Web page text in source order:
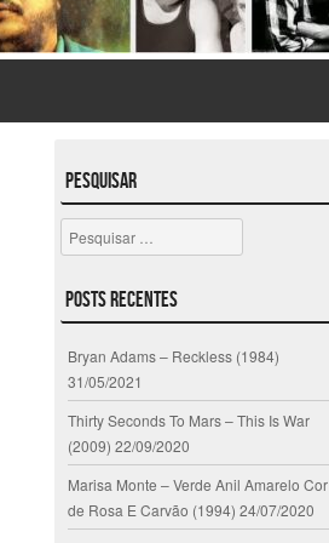
Pesquisar
Pesquisar
Posts Recentes
Bryan Adams – Reckless (1984)
31/05/2021
Thirty Seconds To Mars – This Is War
(2009) 22/09/2020
Marisa Monte – Verde Anil Amarelo Cor
de Rosa E Carvão (1994) 24/07/2020